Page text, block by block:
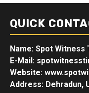
QUICK
Name: Spot Witness
E-Mail:
Website:
Address: Dehradun,